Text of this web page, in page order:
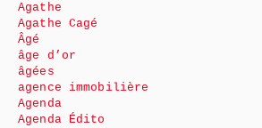
Agathe
Agathe Cagé
Âgé
âge d’or
âgées
agence immobilière
Agenda
Agenda Édito